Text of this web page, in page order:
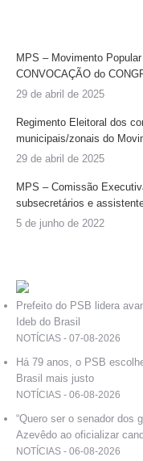
MPS – Movimento
CONVOCAÇÃO do
29 de abril de 2025
Regimento Eleitoral dos
municipais/zonais do
29 de abril de 2025
MPS – Comissão
subsecretários e
5 de junho de 2022
Prefeito do PSB lidera
Ideb do Brasil
NOTÍCIAS - 07-08-2026
Há 79 anos, o PSB
Brasil mais justo
NOTÍCIAS - 06-08-2026
“Quero ser o senador dos
Azevêdo ao oficializar
NOTÍCIAS - 06-08-2026